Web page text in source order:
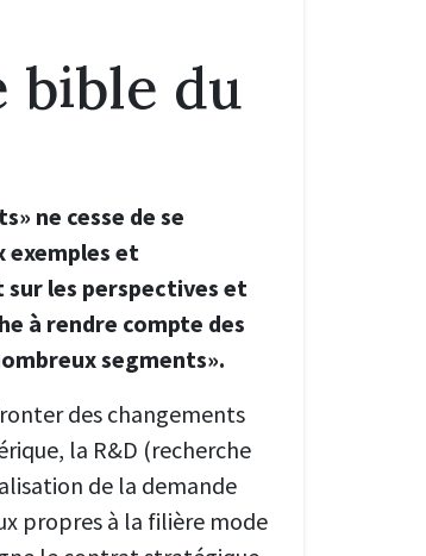
bible du
ne cesse de se
exemples et
les perspectives et
à rendre compte des
segments».
des changements
la R&D (recherche
de la demande
propres à la filière mode